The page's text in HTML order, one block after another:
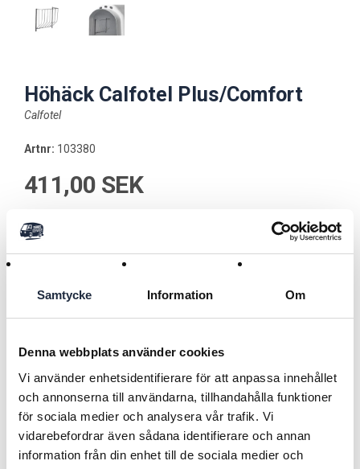
Samtycke Information Om
Denna webbplats använder cookies
Vi använder enhetsidentifierare för att anpassa innehållet
och annonserna till användarna, tillhandahålla funktioner
för sociala medier och analysera vår trafik. Vi
vidarebefordrar även sådana identifierare och annan
information från din enhet till de sociala medier och
Höhäck Calfotel Plus/Comfort
Calfotel
Artnr: 103380
411,00 SEK
Lägg i kundvagnen
Höhäck till Calfotel Plus/Comfort – För smidig utfodring i
Varumärke CalfoTel
-----------------------------------------------------------------
Typ Höhäck
-----------------------------------------------------------------